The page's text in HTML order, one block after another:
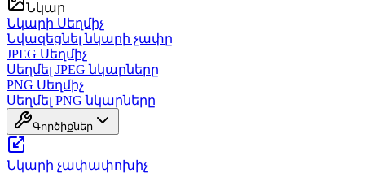
Նկար
Նկարի Սեղմիչ
Նվազեցնել նկարի չափը
JPEG Սեղմիչ
Սեղմել JPEG նկարները
PNG Սեղմիչ
Սեղմել PNG նկարները
Գործիքներ
Նկարի չափափոխիչ